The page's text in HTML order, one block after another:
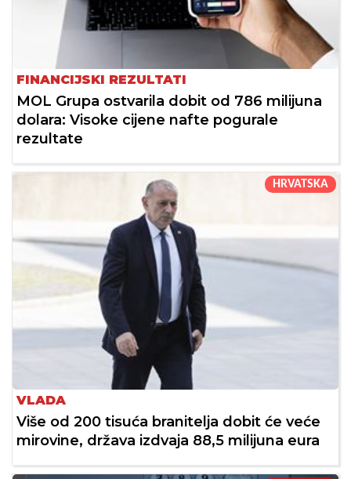
FINANCIJSKI REZULTATI
MOL Grupa ostvarila dobit od 786 milijuna
dolara: Visoke cijene nafte pogurale
rezultate
HRVATSKA
VLADA
Više od 200 tisuća branitelja dobit će veće
mirovine, država izdvaja 88,5 milijuna eura